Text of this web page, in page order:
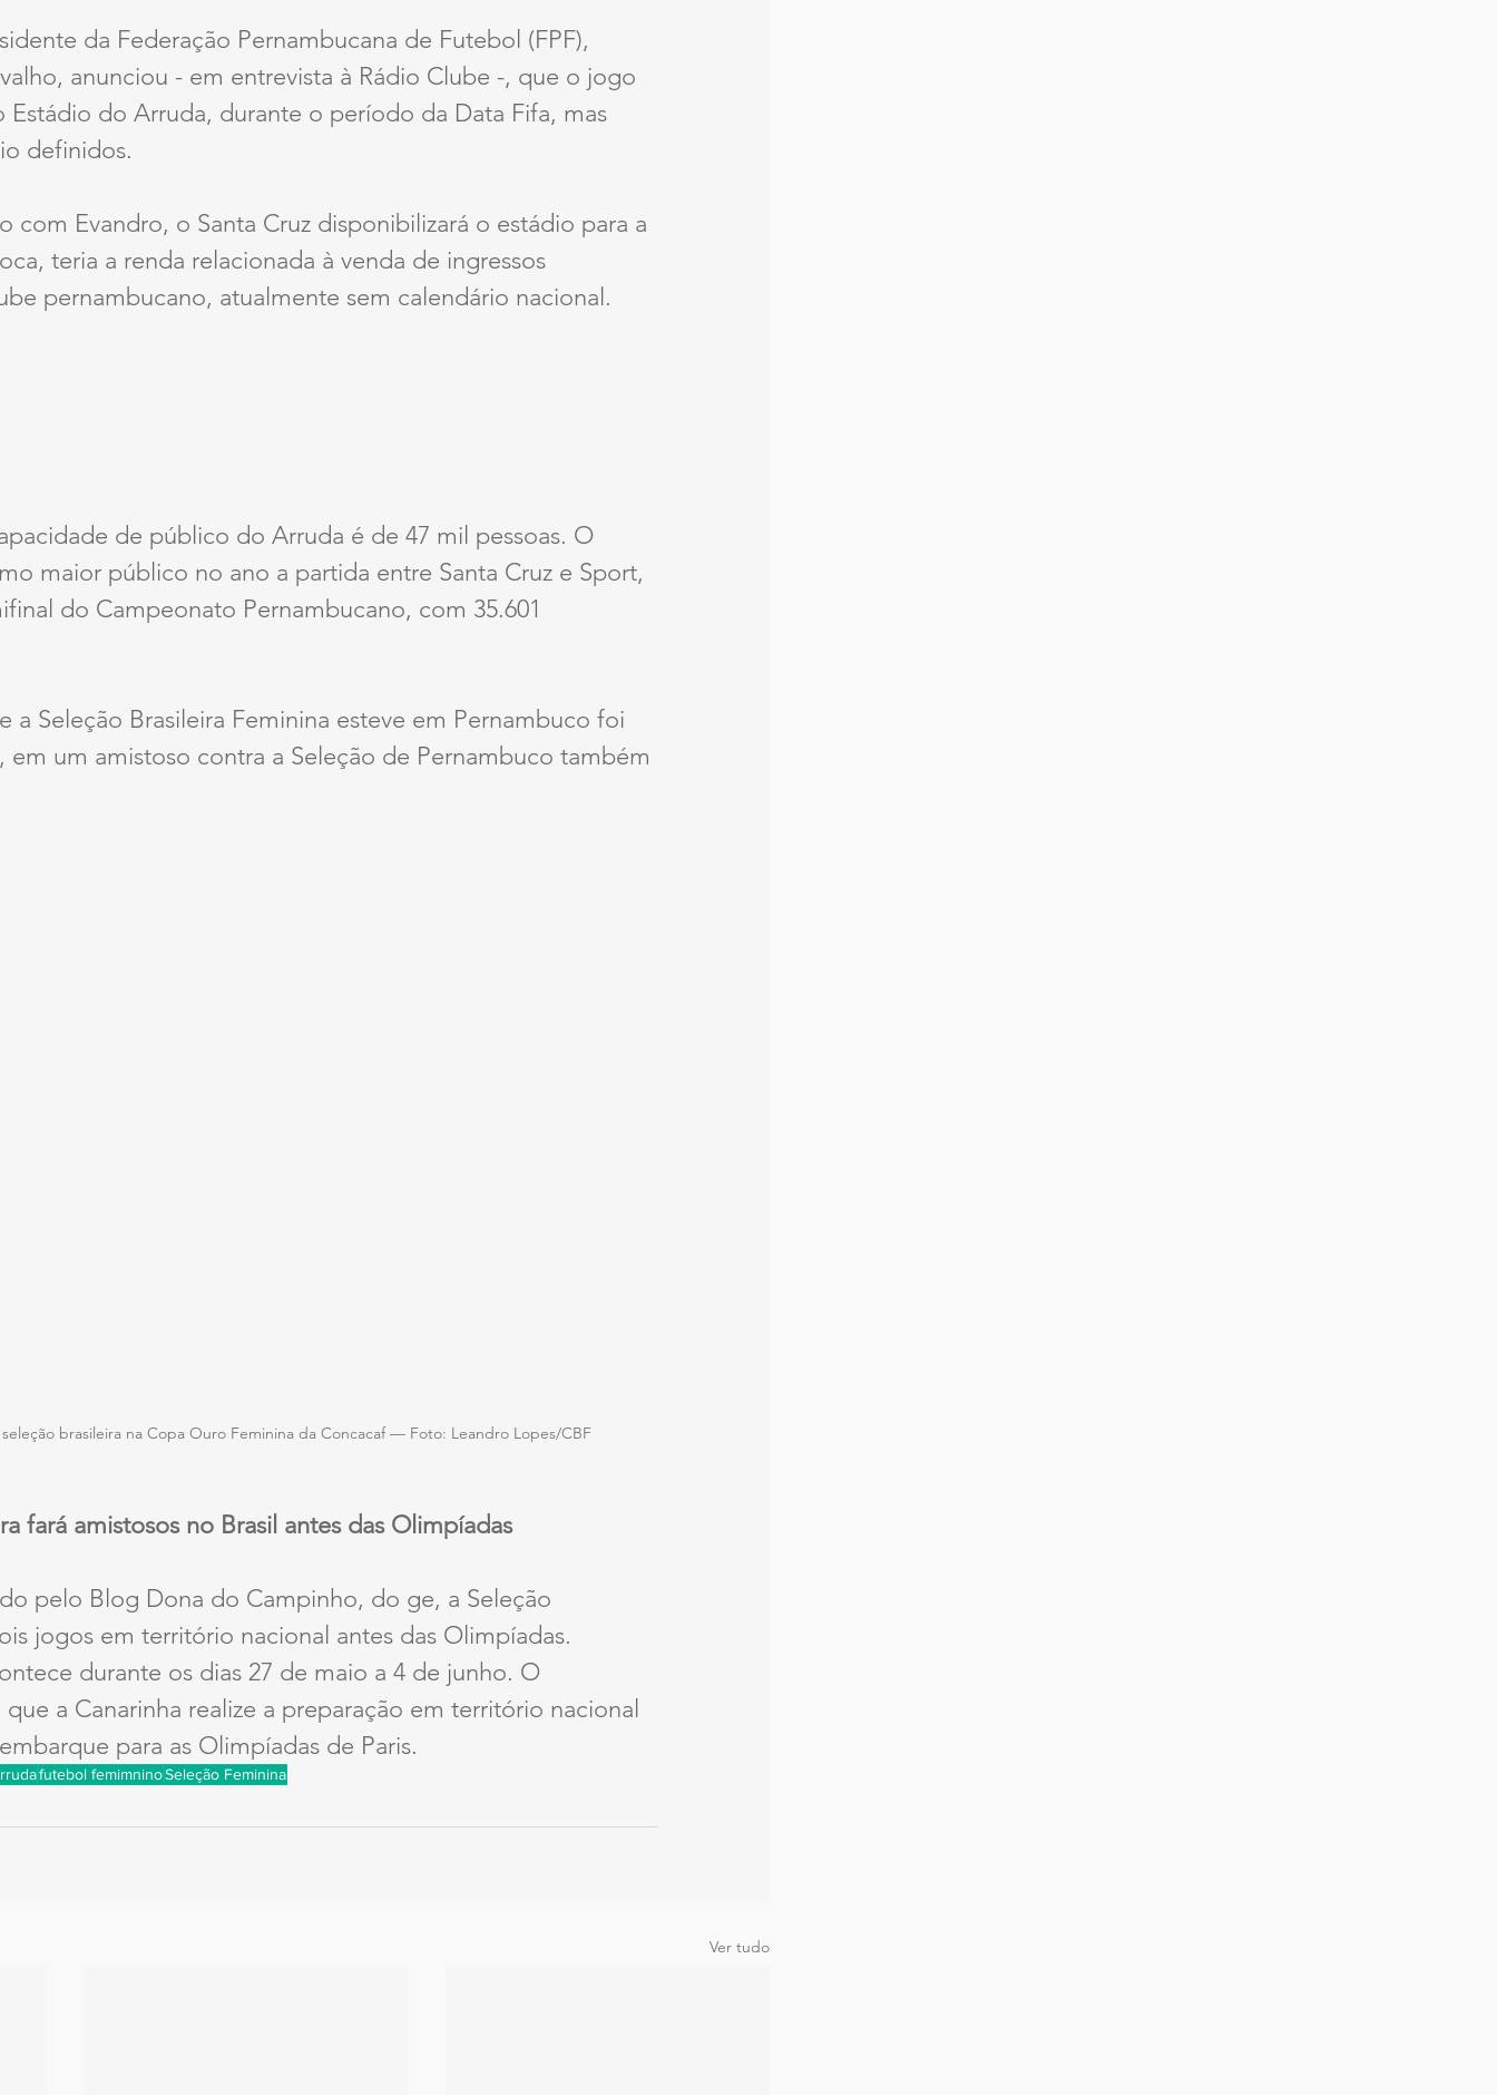
da Federação Pernambucana de Futebol (FPF),
anunciou - em entrevista à Rádio Clube -, que o jogo
Estádio do Arruda, durante o período da Data Fifa, mas
definidos.
com Evandro, o Santa Cruz disponibilizará o estádio para a
teria a renda relacionada à venda de ingressos
pernambucano, atualmente sem calendário nacional.
de público do Arruda é de 47 mil pessoas. O
maior público no ano a partida entre Santa Cruz e Sport,
do Campeonato Pernambucano, com 35.601
a Seleção Brasileira Feminina esteve em Pernambuco foi
em um amistoso contra a Seleção de Pernambuco também
brasileira na Copa Ouro Feminina da Concacaf — Foto: Leandro Lopes/CBF
fará amistosos no Brasil antes das Olimpíadas
pelo Blog Dona do Campinho, do ge, a Seleção
jogos em território nacional antes das Olimpíadas.
durante os dias 27 de maio a 4 de junho. O
a Canarinha realize a preparação em território nacional
para as Olimpíadas de Paris.
futebol femimninoSeleção Feminina
Ver tudo